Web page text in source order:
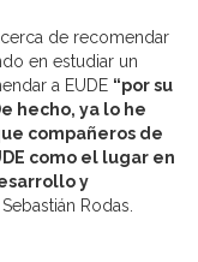
de recomendar
en estudiar un
a EUDE “por su
hecho, ya lo he
compañeros de
como el lugar en
y
Rodas.